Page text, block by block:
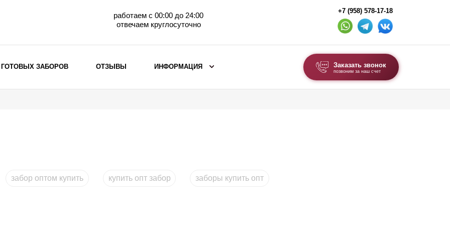
работаем с 00:00 до 24:00
отвечаем круглосуточно
+7 (958) 578-17-18
Металлические заборы
ВОРОТА И КАЛИТКИ
ГОТОВЫХ ЗАБОРОВ ОТЗЫВЫ ИНФОРМАЦИЯ Заказать звонок
позвоним за наш счет
забор оптом купить купить опт забор заборы купить опт